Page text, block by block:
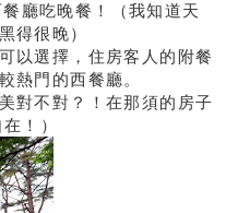
廳吃晚餐！（我知道天
得很晚）
以選擇，住房客人的附餐
熱門的西餐廳。
對不對？！在那須的房子
！）